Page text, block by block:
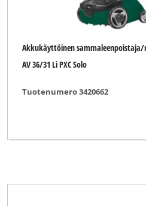
Akkukäyttöinen
AV 36/31 Li PXC Solo
Tuotenumero 3420662